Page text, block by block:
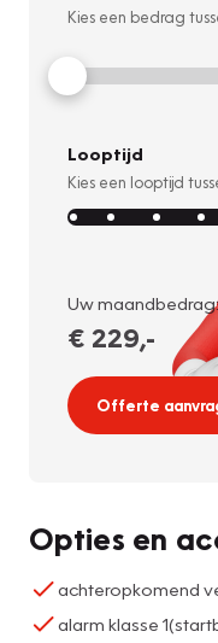
Kies een bedrag
Looptijd
Kies een looptijd
Uw maandbedrag:
€ 229,-
Offerte
Opties en
achteropkomend
alarm klasse